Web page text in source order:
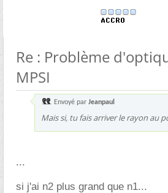
Re : Problème
MPSI
Envoyé par Jeanpaul
Mais si, tu fais arriver le rayon au
...
si j'ai n2 plus grand que n1...